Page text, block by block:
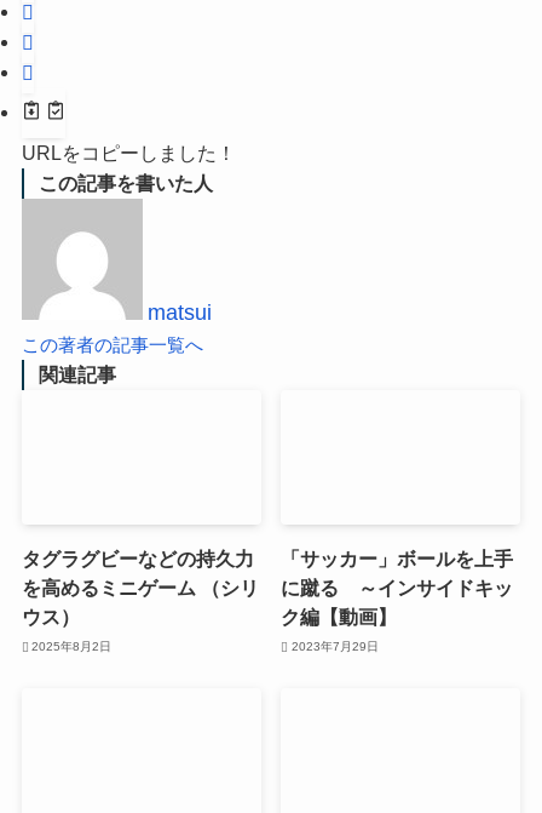
URLをコピーしました！
この記事を書いた人
matsui
この著者の記事一覧へ
関連記事
タグラグビーなどの持久力
を高めるミニゲーム （シリ
ウス）
2025年8月2日
「サッカー」ボールを上手
に蹴る ～インサイドキッ
ク編【動画】
2023年7月29日